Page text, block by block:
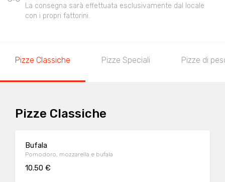
La consegna sarà effettuata esclusivamente dal locale
con i propri fattorini.
Pizze Classiche Pizze Speciali Pizze di
Pizze Classiche
Bufala
Pomodoro, mozzarella e bufala
10.50 €